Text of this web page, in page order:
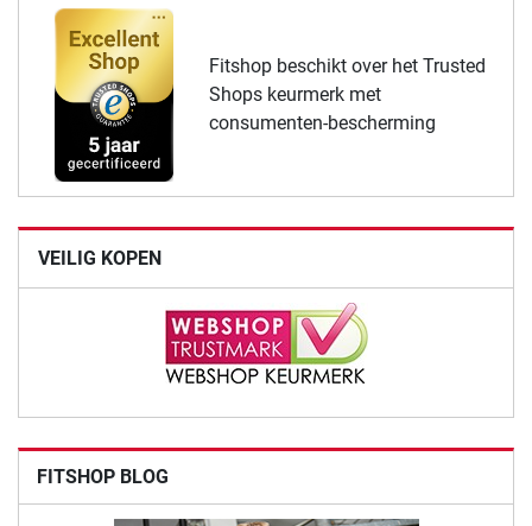
Fitshop beschikt over het Trusted
Shops keurmerk met
consumenten-bescherming
VEILIG KOPEN
FITSHOP BLOG